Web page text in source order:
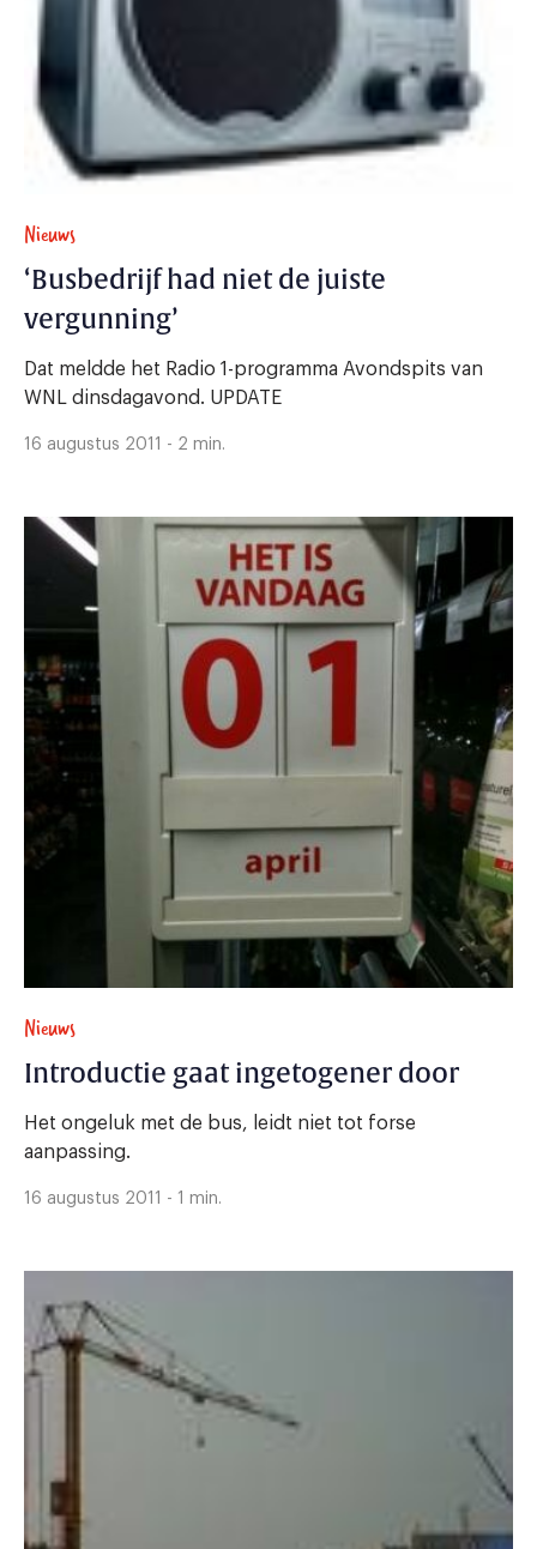
Nieuws
‘Busbedrijf had niet de juiste
vergunning’
Dat meldde het Radio 1-programma Avondspits van
WNL dinsdagavond. UPDATE
16 augustus 2011 - 2 min.
Nieuws
Introductie gaat ingetogener door
Het ongeluk met de bus, leidt niet tot forse
aanpassing.
16 augustus 2011 - 1 min.